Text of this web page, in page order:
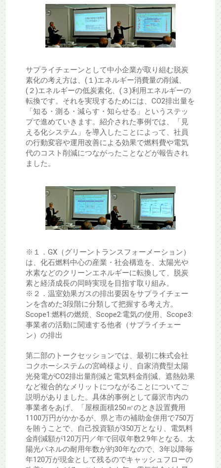
サプライチェーンとして中小企業が取り組む脱炭
素化の考え方は、(１)エネルギー消費量の削減、
(２)エネルギーの低炭素化、(３)利用エネルギーの
転換です。それを実現するためには、CO2排出量を
「知る・測る・減らす・知らせる」というステッ
プで進めていきます。紹介された事例では、「見
える化システム」を導入したことによって、社員
の行動変容や運用改善による効果で燃料費や電気
代のコスト削減につながったことなどが報告され
ました。
※１．GX（グリーントランスフォーメーション）
は、化石燃料中心の産業・社会構造を、太陽光や
水素などのクリーンエネルギーに転換して、脱炭
素と経済成長の同時実現を目指す取り組み。
※２．温室効果ガスの排出要因をサプライチェー
ンを含めた3段階に分類して把握する考え方。
Scope1:燃料の燃焼、Scope2:電気の使用、Scope3:
事業者の活動に関連する他者（サプライチェー
ン）の排出
第二部のトークセッションでは、最初に株式会社
コクホーシステムの宮崎様より、自家消費型太陽
光発電がCO2排出量削減と電気料金削減、遮熱効果
など複合的なメリットにつながることについてご
説明がありました。具体的事例として藤沢市内の
事業者をあげ、「屋根面積250㎡のとき設置費用
1100万円がかかるが、県と市の補助金併用で750万
を賄うことで、自己投資額が350万となり、電気料
金削減額が120万円／年で回収年数2.9年となる。太
陽光パネルの耐用年数が約30年なので、3年以降毎
年120万が現金として残るのでキャッシュフローの